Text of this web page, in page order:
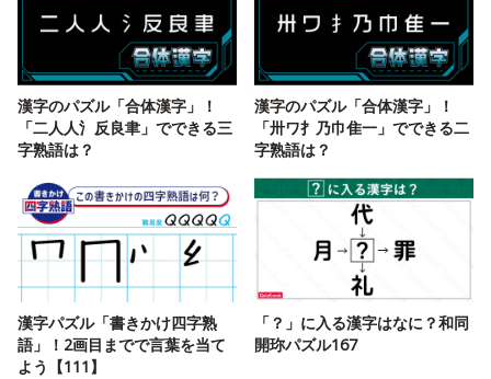
漢字のパズル「合体漢字」！
「二人人氵反良聿」でできる三
字熟語は？
漢字のパズル「合体漢字」！
「卅ワ扌乃巾隹一」でできる二
字熟語は？
漢字パズル「書きかけ四字熟
語」！2画目までで言葉を当て
よう【111】
「？」に入る漢字はなに？和同
開珎パズル167